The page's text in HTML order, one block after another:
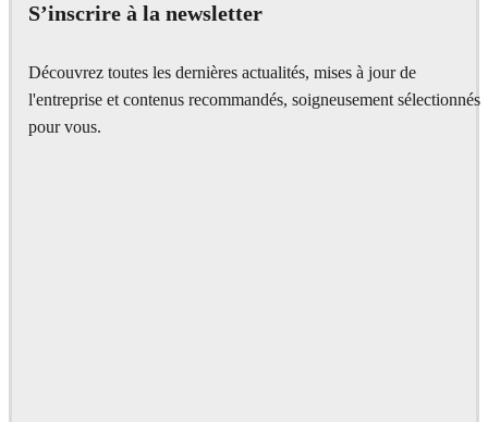
S’inscrire à la newsletter
Découvrez toutes les dernières actualités, mises à jour de
l'entreprise et contenus recommandés, soigneusement sélectionnés
pour vous.